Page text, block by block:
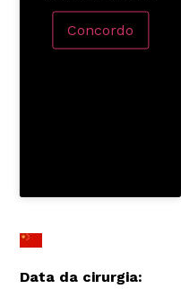
Concordo
Data da cirurgia: